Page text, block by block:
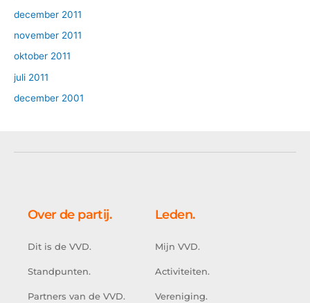
december 2011
november 2011
oktober 2011
juli 2011
december 2001
Over de partij.
Dit is de VVD.
Standpunten.
Partners van de VVD.
Leden.
Mijn VVD.
Activiteiten.
Vereniging.